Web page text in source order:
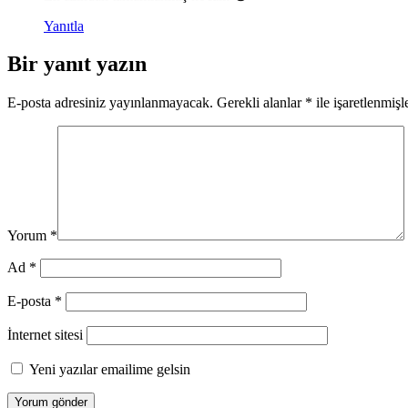
Yanıtla
Bir yanıt yazın
E-posta adresiniz yayınlanmayacak. Gerekli alanlar * ile
Yorum *
Ad *
E-posta *
İnternet sitesi
Yeni yazılar emailime gelsin